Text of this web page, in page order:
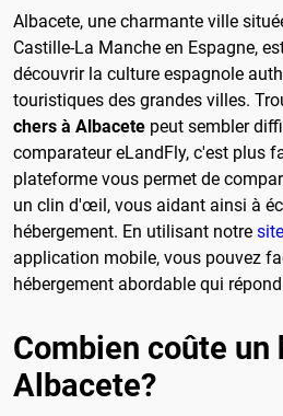
Albacete, une charmante ville
Castille-La Manche en Espagne,
découvrir la culture espagnole
touristiques des grandes villes.
chers à Albacete peut sembler
comparateur eLandFly, c'est plus
plateforme vous permet de
un clin d'œil, vous aidant ainsi à
hébergement. En utilisant notre
application mobile, vous pouvez
hébergement abordable qui
Combien coûte un
Albacete?